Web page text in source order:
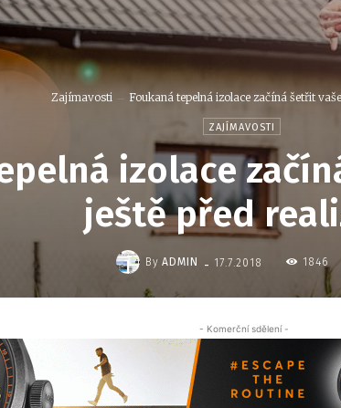
Zajímavosti Foukaná tepelná izolace začíná šetřit
ZAJÍMAVOSTI
izolace
ještě před
By ADMIN - 17.7.2018 1846
- Komerční sdělení -